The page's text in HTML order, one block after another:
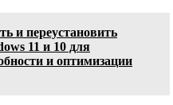
и переустановить
11 и 10 для
и оптимизации